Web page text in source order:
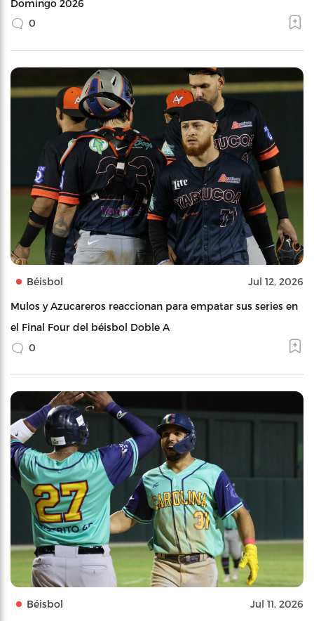
Domingo 2026
0
Béisbol Jul 12, 2026
Mulos y Azucareros reaccionan para empatar sus series en
el Final Four del béisbol Doble A
0
Béisbol Jul 11, 2026